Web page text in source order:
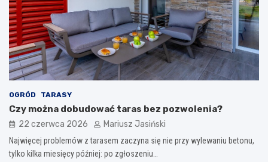
OGRÓD TARASY
Czy można dobudować taras bez pozwolenia?
22 czerwca 2026 Mariusz Jasiński
Najwięcej problemów z tarasem zaczyna się nie przy wylewaniu betonu,
tylko kilka miesięcy później: po zgłoszeniu…